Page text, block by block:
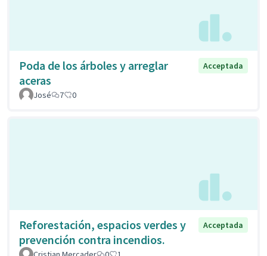
Poda de los árboles y arreglar
aceras
Acceptada
José 7 0
Reforestación, espacios verdes y
prevención contra incendios.
Acceptada